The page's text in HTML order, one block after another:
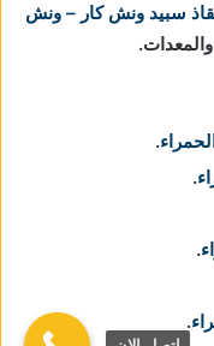
سبيد ونش كار – ونش
.
.
.
.